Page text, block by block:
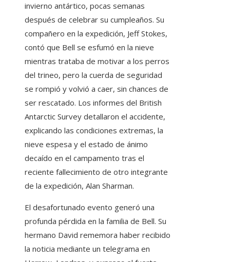
invierno antártico, pocas semanas
después de celebrar su cumpleaños. Su
compañero en la expedición, Jeff Stokes,
contó que Bell se esfumó en la nieve
mientras trataba de motivar a los perros
del trineo, pero la cuerda de seguridad
se rompió y volvió a caer, sin chances de
ser rescatado. Los informes del British
Antarctic Survey detallaron el accidente,
explicando las condiciones extremas, la
nieve espesa y el estado de ánimo
decaído en el campamento tras el
reciente fallecimiento de otro integrante
de la expedición, Alan Sharman.
El desafortunado evento generó una
profunda pérdida en la familia de Bell. Su
hermano David rememora haber recibido
la noticia mediante un telegrama en